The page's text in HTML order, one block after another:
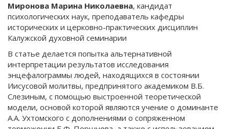
Миронова Марина Николаевна, кандидат
психологических наук, преподаватель кафедры
исторических и церковно-практических дисциплин
Калужской духовной семинарии
В статье делается попытка альтернативной
интерпретации результатов исследования
энцефалограммы людей, находящихся в состоянии
Иисусовой молитвы, предпринятого академиком В.Б.
Слезиным, с помощью выстроенной теоретической
модели, основой которой являются учение о доминанте
А.А. Ухтомского с дополнениями о сопряженном